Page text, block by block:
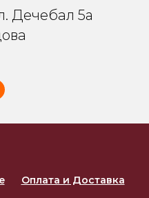
Дечебал 5a
Оплата и Доставка